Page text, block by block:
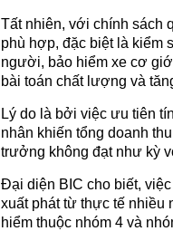
Tất nhiên, với chính sách
phù hợp, đặc biệt là kiểm
người, bảo hiểm xe cơ
bài toán chất lượng và
Lý do là bởi việc ưu tiên
nhân khiến tổng doanh
trưởng không đạt như kỳ
Đại diện BIC cho biết,
xuất phát từ thực tế nhiều
hiểm thuộc nhóm 4 và